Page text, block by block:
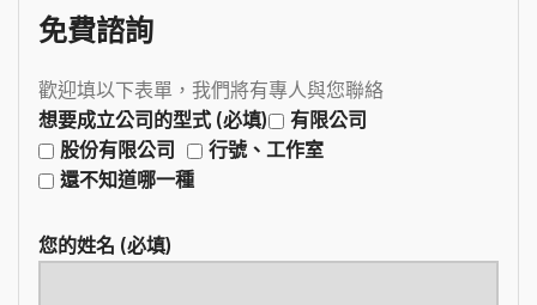
免費諮詢
歡迎填以下表單，我們將有專人與您聯絡
想要成立公司的型式 (必填)
有限公司
股份有限公司
行號、工作室
還不知道哪一種
您的姓名 (必填)